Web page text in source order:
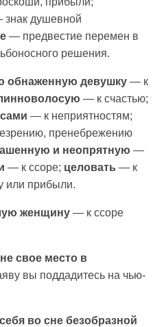
душевной
— предвестие перемен в
решения.
обнаженную девушку — к
— к счастью;
— к неприятностям;
пренебрежению
и неопрятную —
— к ссоре; целовать — к
или прибыли.
женщину — к ссоре
свое место в
вы поддадитесь на чью-
во сне безобразной